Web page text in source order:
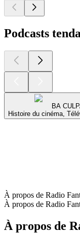
Podcasts
BA
Histoire du cinéma,
À propos de Radio
À propos de Radio
À propos de